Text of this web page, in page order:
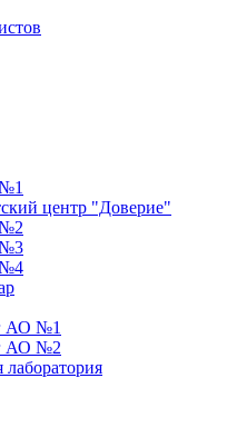
центр "Доверие"
№2
№3
№4
АО №1
АО №2
лаборатория